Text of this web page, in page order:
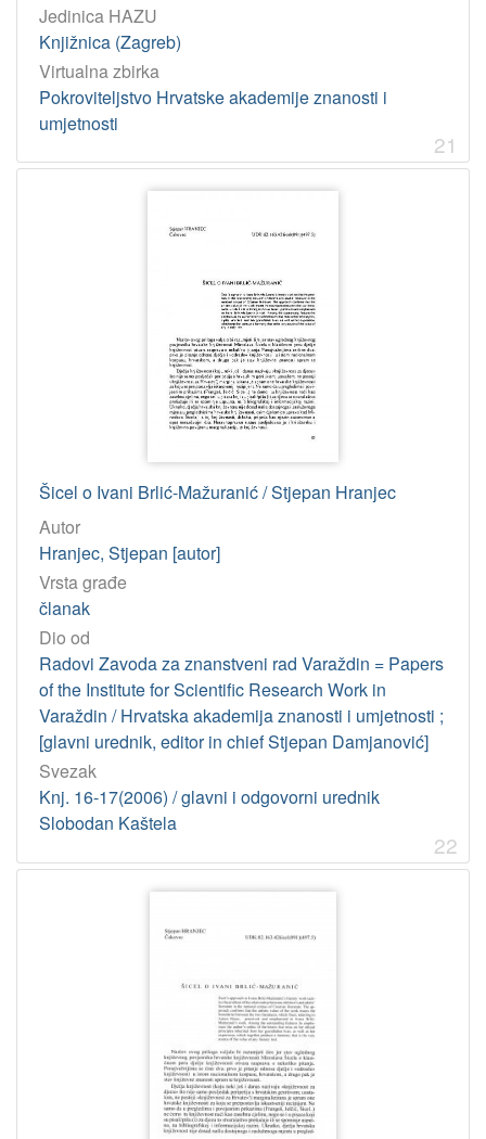
Jedinica HAZU
Knjižnica (Zagreb)
Virtualna zbirka
Pokroviteljstvo Hrvatske akademije znanosti i
umjetnosti
21
Šicel o Ivani Brlić-Mažuranić / Stjepan Hranjec
Autor
Hranjec, Stjepan [autor]
Vrsta građe
članak
Dio od
Radovi Zavoda za znanstveni rad Varaždin = Papers
of the Institute for Scientific Research Work in
Varaždin / Hrvatska akademija znanosti i umjetnosti ;
[glavni urednik, editor in chief Stjepan Damjanović]
Svezak
Knj. 16-17(2006) / glavni i odgovorni urednik
Slobodan Kaštela
22